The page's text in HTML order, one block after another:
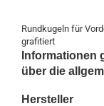
Rundkugeln für
grafitiert
Informationen
über die
Hersteller